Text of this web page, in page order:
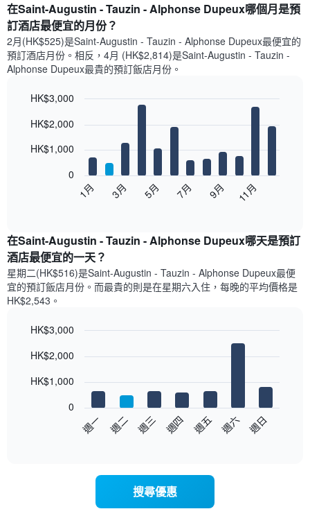
在Saint-Augustin - Tauzin - Alphonse Dupeux哪個月是預
訂酒店最便宜的月份？
2月(HK$525)是Saint-Augustin - Tauzin - Alphonse Dupeux​最便宜的
預訂酒店月份。​相反，4月 (HK$2,814)是Saint-Augustin - Tauzin -
Alphonse Dupeux最貴的預訂飯店月份。
chart
12
顯
示
每
個
月
的
間
均
格
graphic.
1月 3月 5月 7月 9月 11月
0
HK$1,000
HK$2,000
HK$3,000
在Saint-Augustin - Tauzin - Alphonse Dupeux哪天是預訂
酒店最便宜的一天？
星期二(HK$516)是Saint-Augustin - Tauzin - Alphonse Dupeux​最便
宜的預訂飯店月份。而最貴的則是在星期六​入住，每晚的平均價格是
HK$2,543​​。
chart
graphic.
週一 週二 週三 週四 週五 週六 週日
0
HK$1,000
HK$2,000
HK$3,000
搜尋優惠